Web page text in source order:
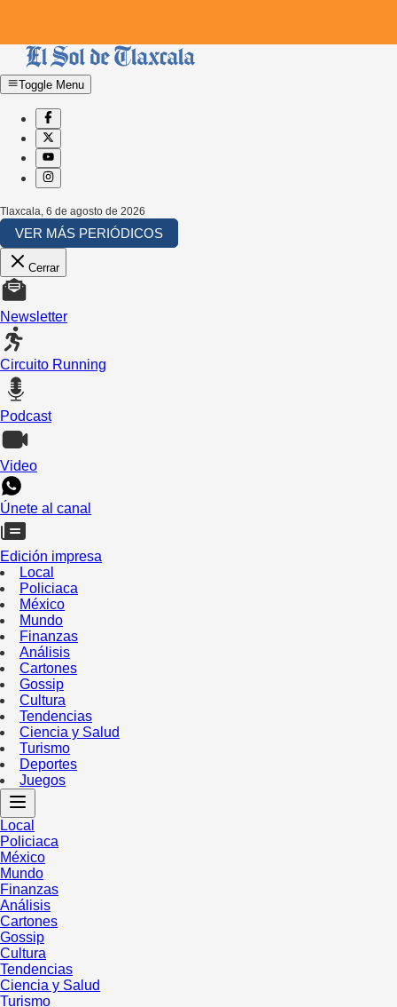
Toggle Menu
Tlaxcala 6 de agosto de 2026
VER MÁS PERIÓDICOS
Cerrar
Newsletter
Circuito Running
Podcast
Video
Únete al canal
Edición impresa
Local
Policiaca
México
Mundo
Finanzas
Análisis
Cartones
Gossip
Cultura
Tendencias
Ciencia y Salud
Turismo
Deportes
Juegos
Local
Policiaca
México
Mundo
Finanzas
Análisis
Cartones
Gossip
Cultura
Tendencias
Ciencia y Salud
Turismo